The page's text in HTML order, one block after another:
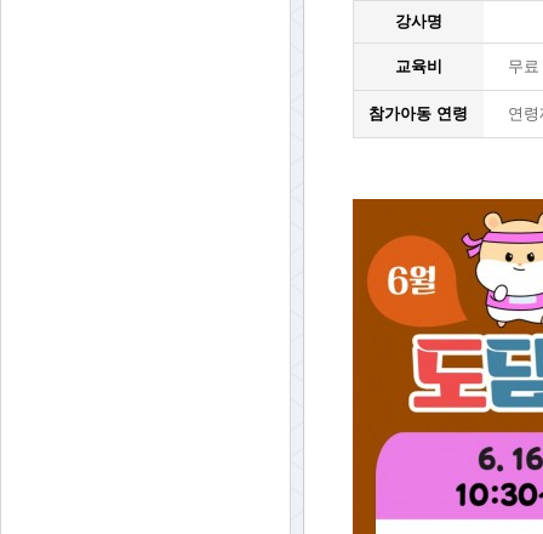
강사명
교육비 무료
참가아동 연령 연